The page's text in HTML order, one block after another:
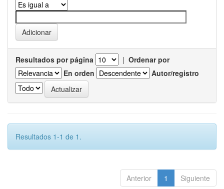
Resultados por página | Ordenar por
En orden
Autor/registro
Resultados 1-1 de 1.
Anterior 1 Siguiente